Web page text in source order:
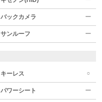
バックカメラ ー
サンルーフ ー
キーレス ○
パワーシート ー